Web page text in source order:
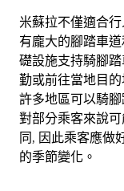
米蘇拉不僅適合
有龐大的腳踏車
礎設施支持騎腳
勤或前往當地目
許多地區可以騎
對部分乘客來說
同, 因此乘客應做
的季節變化。